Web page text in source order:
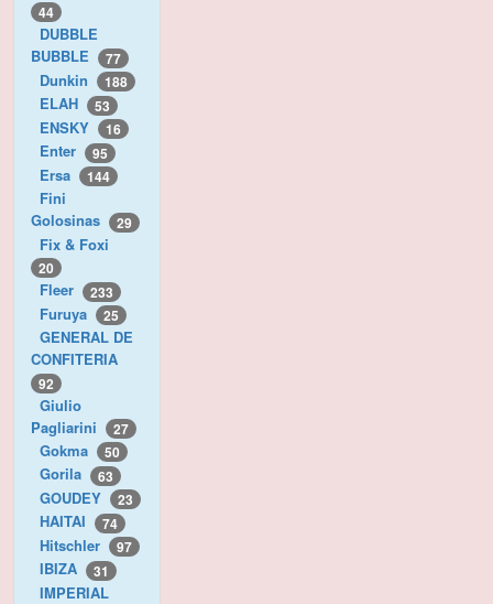
44
DUBBLE
BUBBLE
77
Dunkin 188
ELAH 53
ENSKY 16
Enter 95
Ersa 144
Fini
Golosinas
29
Fix & Foxi
20
Fleer 233
Furuya 25
GENERAL DE
CONFITERIA
92
Giulio
Pagliarini
27
Gokma 50
Gorila 63
GOUDEY 23
HAITAI 74
Hitschler 97
IBIZA 31
IMPERIAL